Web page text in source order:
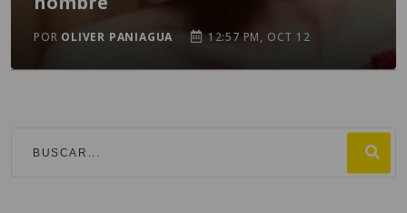
POR OLIVER PANIAGUA 12:57 PM, OCT 12